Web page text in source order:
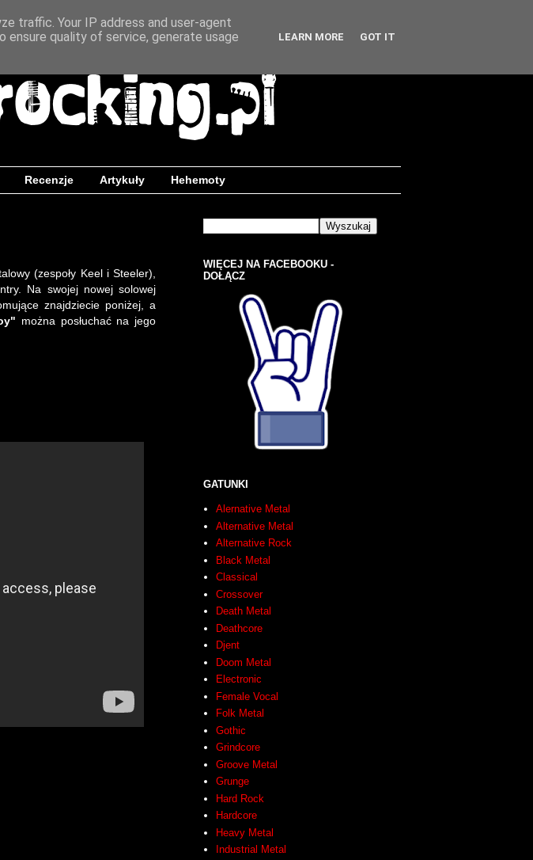
Recenzje Artykuły Hehemoty
(zespoły Keel i Steeler),
Na swojej nowej solowej
znajdziecie poniżej, a
można posłuchać na jego
WIĘCEJ NA FACEBOOKU -
DOŁĄCZ
GATUNKI
Alernative Metal
Alternative Metal
Alternative Rock
Black Metal
Classical
Crossover
Death Metal
Deathcore
Djent
Doom Metal
Electronic
Female Vocal
Folk Metal
Gothic
Grindcore
Groove Metal
Grunge
Hard Rock
Hardcore
Heavy Metal
Industrial Metal
traffic. Your IP address and user-agent
ensure quality of service, generate usage
LEARN MORE GOT IT